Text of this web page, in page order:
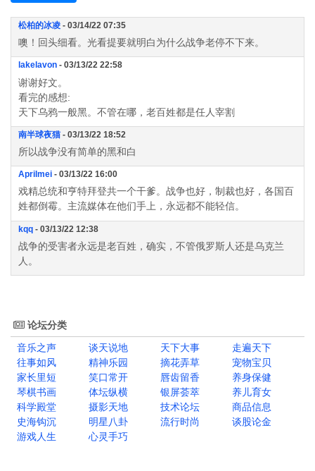
松柏的冰凌 - 03/14/22 07:35
噢！回头细看。光看提要就明白为什么战争老停不下来。
lakelavon - 03/13/22 22:58
谢谢好文。
看完的感想:
天下乌鸦一般黑。不管在哪，老百姓都是任人宰割
南半球夜猫 - 03/13/22 18:52
所以战争没有简单的黑和白
Aprilmei - 03/13/22 16:00
戏精总统和亨特拜登共一个干爹。战争也好，制裁也好，各国百
姓都倒霉。主流媒体在他们手上，永远都不能轻信。
kqq - 03/13/22 12:38
战争的受害者永远是老百姓，确实，不管俄罗斯人还是乌克兰
人。
论坛分类
音乐之声
谈天说地 天下大事
走遍天下
往事如风
精神乐园 摘花弄草
宠物宝贝
家长里短
笑口常开 唇齿留香
养身保健
琴棋书画
体坛纵横 银屏荟萃
养儿育女
科学殿堂
摄影天地 技术论坛
商品信息
史海钩沉
明星八卦 流行时尚
谈股论金
游戏人生
心灵手巧